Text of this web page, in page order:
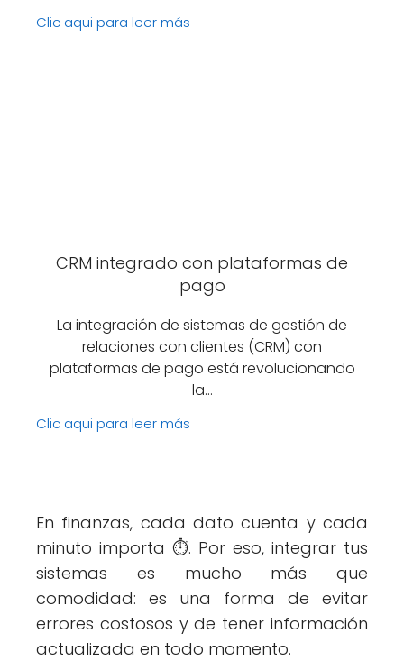
Clic aqui para leer más
CRM integrado con plataformas de
pago
La integración de sistemas de gestión de
relaciones con clientes (CRM) con
plataformas de pago está revolucionando
la…
Clic aqui para leer más
En finanzas, cada dato cuenta y cada
minuto importa ⏱️. Por eso, integrar tus
sistemas es mucho más que
comodidad: es una forma de evitar
errores costosos y de tener información
actualizada en todo momento.